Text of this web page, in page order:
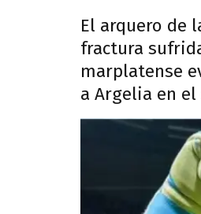
El arquero de
fractura
marplatense
a Argelia en